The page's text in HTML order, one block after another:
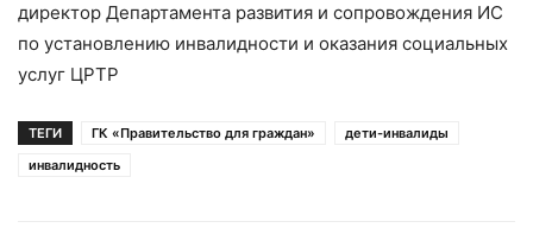
директор Департамента развития и сопровождения ИС
по установлению инвалидности и оказания социальных
услуг ЦРТР
ТЕГИ ГК «Правительство для граждан»
дети-инвалиды
инвалидность